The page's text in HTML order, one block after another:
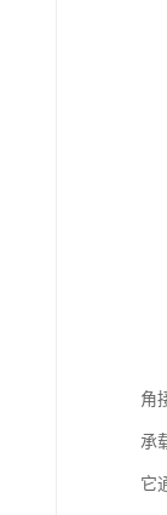
角
承
它